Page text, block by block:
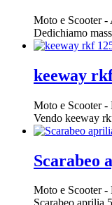
Moto e Scooter-
Dedichiamo
keeway
Moto e Scooter-
Vendo keeway
Scarabeo
Moto e Scooter-